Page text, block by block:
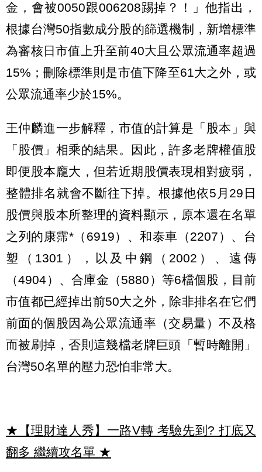
金，會被0050跟006208踢掉？！」他指出，
根據台灣50指數成分股的篩選機制，新增標準
為審核日市值上升至前40大且公眾流通率超過
15%；刪除標準則是市值下降至61大之外，或
公眾流通率少於15%。
王仲麟進一步解釋，市值的計算是「股本」與
「股價」相乘的結果。因此，許多老牌權值股
即便股本龐大，但若近期股價表現相對疲弱，
整體排名就會不斷往下掉。根據他依5月29日
股價與股本所整理的資料顯示，原本還在名單
之列的康霈*（6919）、和泰車（2207）、台
塑（1301），以及中鋼（2002）、遠傳
（4904）、合庫金（5880）等6檔個股，目前
市值都已經掉出前50大之外，除非排名在它們
前面的個股因為公眾流通率（交易量）不及格
而被刷掉，否則這幾檔老牌巨頭「暫時離開」
台灣50名單的壓力恐怕非常大。
★【理財達人秀】一路V轉 考驗先到? 打底又
翻多 繼續攻名單 ★